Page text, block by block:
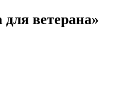
ветерана»